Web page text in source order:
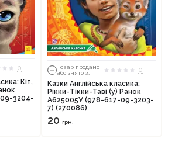
0
Кіт,
3204-
Товар продано
або знято з
0
Казки Англійська класика:
Рікки-Тікки-Таві (у) Ранок
А625005У (978-617-09-3203-
7) (270086)
20 грн.
Продовжити покупки